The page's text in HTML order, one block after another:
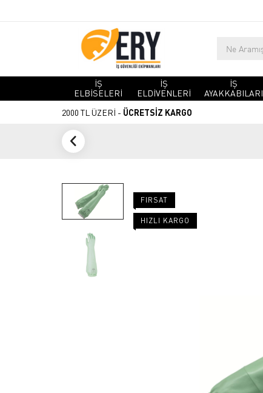
İŞ
ELBİSELERİ
İŞ
ELDİVENLERİ
İŞ
AYAKKABILARI
2000 TL ÜZERİ - ÜCRETSİZ KARGO
FIRSAT
HIZLI KARGO